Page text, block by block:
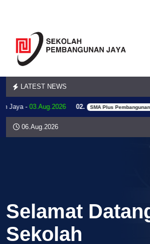
LATEST NEWS
Jaya -03.Aug.2026 02. SMA Plus Pembangunan
06.Aug.2026
Selamat
Sekolah